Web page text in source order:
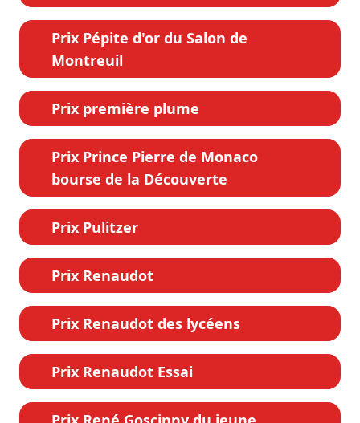
Prix Pépite d'or du Salon de
Montreuil
Prix première plume
Prix Prince Pierre de Monaco
bourse de la Découverte
Prix Pulitzer
Prix Renaudot
Prix Renaudot des lycéens
Prix Renaudot Essai